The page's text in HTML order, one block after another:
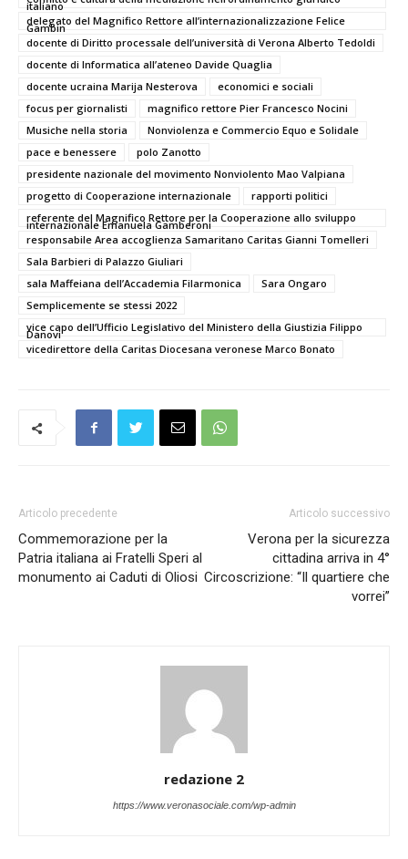
italiano
delegato del Magnifico Rettore all’internazionalizzazione Felice
Gambin
docente di Diritto processale dell’università di Verona Alberto Tedoldi
docente di Informatica all’ateneo Davide Quaglia
docente ucraina Marija Nesterova
economici e sociali
focus per giornalisti
magnifico rettore Pier Francesco Nocini
Musiche nella storia
Nonviolenza e Commercio Equo e Solidale
pace e benessere
polo Zanotto
presidente nazionale del movimento Nonviolento Mao Valpiana
progetto di Cooperazione internazionale
rapporti politici
referente del Magnifico Rettore per la Cooperazione allo sviluppo
internazionale Emanuela Gamberoni
responsabile Area accoglienza Samaritano Caritas Gianni Tomelleri
Sala Barbieri di Palazzo Giuliari
sala Maffeiana dell’Accademia Filarmonica
Sara Ongaro
Semplicemente se stessi 2022
vice capo dell’Ufficio Legislativo del Ministero della Giustizia Filippo
Danovi
vicedirettore della Caritas Diocesana veronese Marco Bonato
Articolo precedente
Commemorazione per la
Patria italiana ai Fratelli Speri al
monumento ai Caduti di Oliosi
Articolo successivo
Verona per la sicurezza
cittadina arriva in 4°
Circoscrizione: “Il quartiere che
vorrei”
redazione 2
https://www.veronasociale.com/wp-admin